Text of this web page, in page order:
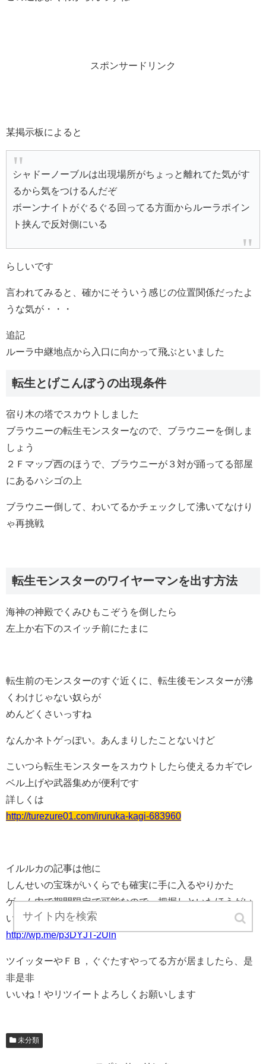
スポンサードリンク
某掲示板によると
シャドーノーブルは出現場所がちょっと離れてた気がす
るから気をつけるんだぞ
ボーンナイトがぐるぐる回ってる方面からルーラポイン
ト挟んで反対側にいる
らしいです
言われてみると、確かにそういう感じの位置関係だったよ
うな気が・・・
追記
ルーラ中継地点から入口に向かって飛ぶといました
転生とげこんぼうの出現条件
宿り木の塔でスカウトしました
ブラウニーの転生モンスターなので、ブラウニーを倒しま
しょう
２Ｆマップ西のほうで、ブラウニーが３対が踊ってる部屋
にあるハシゴの上
ブラウニー倒して、わいてるかチェックして沸いてなけり
ゃ再挑戦
転生モンスターのワイヤーマンを出す方法
海神の神殿でくみひもこぞうを倒したら
左上か右下のスイッチ前にたまに
転生前のモンスターのすぐ近くに、転生後モンスターが沸
くわけじゃない奴らが
めんどくさいっすね
なんかネトゲっぽい。あんまりしたことないけど
こいつら転生モンスターをスカウトしたら使えるカギでレ
ベル上げや武器集めが便利です
詳しくは
http://turezure01.com/iruruka-kagi-683960
イルルカの記事は他に
しんせいの宝珠がいくらでも確実に手に入るやりかた
ゲーム内で期間限定で可能なので、把握しといたほうがい
いです
http://wp.me/p3DYJT-2Uln
ツイッターやＦＢ，ぐぐたすやってる方が居ましたら、是
非是非
いいね！やリツイートよろしくお願いします
未分類